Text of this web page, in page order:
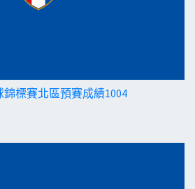
標賽北區預賽成績1004